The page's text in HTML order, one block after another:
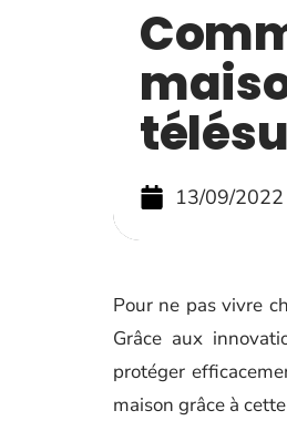
13/09/2022
Pour ne pas vivre
Grâce aux
protéger
maison grâce à